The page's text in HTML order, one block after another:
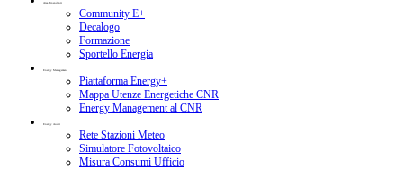
Area Dipendenti
Community E+
Decalogo
Formazione
Sportello Energia
Energy Management
Piattaforma Energy+
Mappa Utenze Energetiche CNR
Energy Management al CNR
Energy Audit
Rete Stazioni Meteo
Simulatore Fotovoltaico
Misura Consumi Ufficio